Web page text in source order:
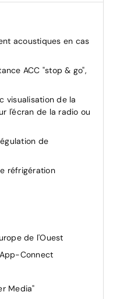
acoustiques en cas
ACC "stop & go",
visualisation de la
l'écran de la radio ou
de
réfrigération
nuit automatique
les pare-soleil
veille avec
des occupants en
de l'Ouest
Connect
Media"